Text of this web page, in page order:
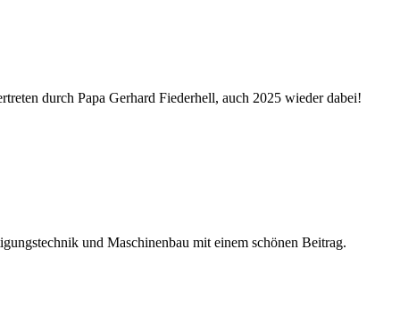
durch Papa Gerhard Fiederhell, auch 2025 wieder dabei!
und Maschinenbau mit einem schönen Beitrag.